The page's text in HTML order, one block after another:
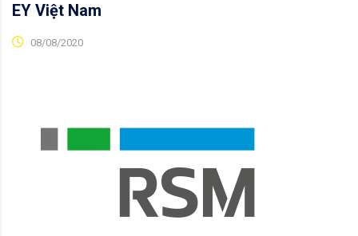
EY Việt Nam
08/08/2020